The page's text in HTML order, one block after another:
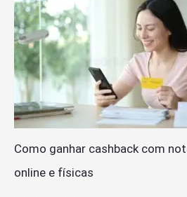
Como ganhar cashback com
online e físicas